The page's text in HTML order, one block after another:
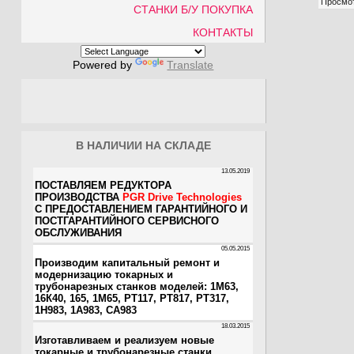
СТАНКИ Б/У ПОКУПКА
КОНТАКТЫ
Powered by Translate
В НАЛИЧИИ НА СКЛАДЕ